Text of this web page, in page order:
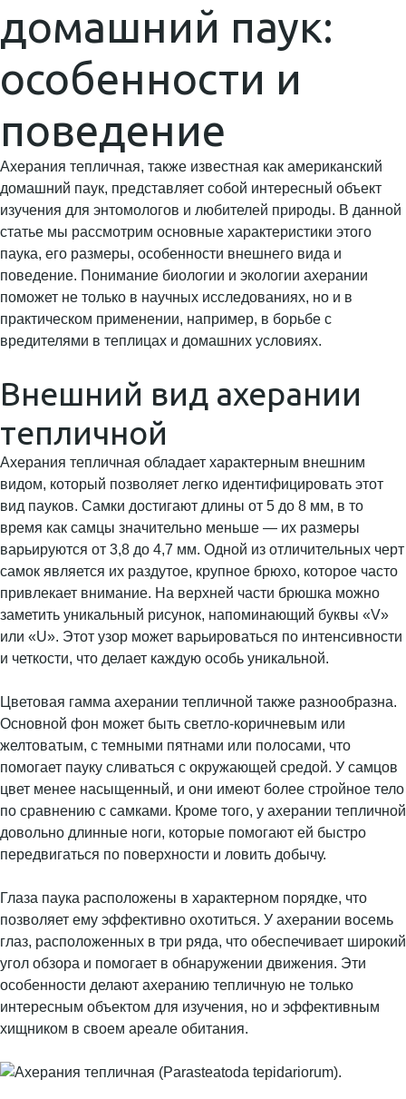
домашний паук:
особенности и
поведение
Ахерания тепличная, также известная как американский
домашний паук, представляет собой интересный объект
изучения для энтомологов и любителей природы. В данной
статье мы рассмотрим основные характеристики этого
паука, его размеры, особенности внешнего вида и
поведение. Понимание биологии и экологии ахерании
поможет не только в научных исследованиях, но и в
практическом применении, например, в борьбе с
вредителями в теплицах и домашних условиях.
Внешний вид ахерании
тепличной
Ахерания тепличная обладает характерным внешним
видом, который позволяет легко идентифицировать этот
вид пауков. Самки достигают длины от 5 до 8 мм, в то
время как самцы значительно меньше — их размеры
варьируются от 3,8 до 4,7 мм. Одной из отличительных черт
самок является их раздутое, крупное брюхо, которое часто
привлекает внимание. На верхней части брюшка можно
заметить уникальный рисунок, напоминающий буквы «V»
или «U». Этот узор может варьироваться по интенсивности
и четкости, что делает каждую особь уникальной.
Цветовая гамма ахерании тепличной также разнообразна.
Основной фон может быть светло-коричневым или
желтоватым, с темными пятнами или полосами, что
помогает пауку сливаться с окружающей средой. У самцов
цвет менее насыщенный, и они имеют более стройное тело
по сравнению с самками. Кроме того, у ахерании тепличной
довольно длинные ноги, которые помогают ей быстро
передвигаться по поверхности и ловить добычу.
Глаза паука расположены в характерном порядке, что
позволяет ему эффективно охотиться. У ахерании восемь
глаз, расположенных в три ряда, что обеспечивает широкий
угол обзора и помогает в обнаружении движения. Эти
особенности делают ахеранию тепличную не только
интересным объектом для изучения, но и эффективным
хищником в своем ареале обитания.